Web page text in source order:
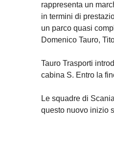
rappresenta un
in termini di
un parco quasi
Domenico Tauro,
Tauro Trasporti
cabina S. Entro la
Le squadre di
questo nuovo inizio